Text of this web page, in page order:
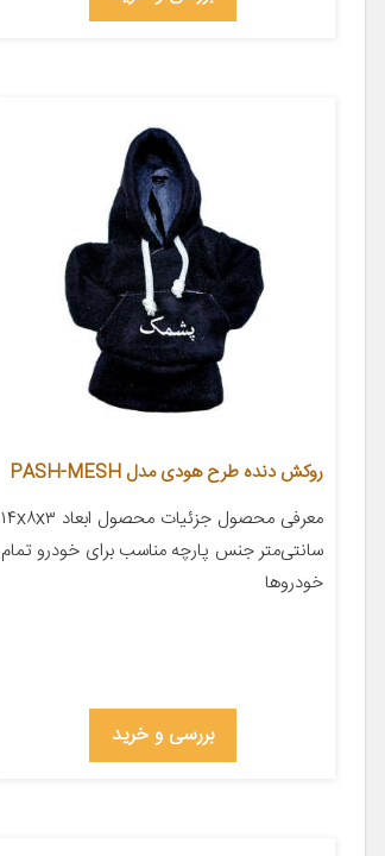
روکش دنده طرح هودی مدل PASH-MESH
معرفی محصول جزئیات محصول ابعاد ۱۴x۸x۳
سانتی‌متر جنس پارچه مناسب برای خودرو تمام
خودروها
بررسی و خرید